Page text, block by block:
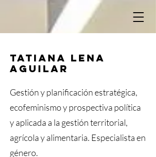
TATIANA LENA
AGUILAR
Gestión y planificación estratégica,
ecofeminismo y prospectiva política
y aplicada a la gestión territorial,
agrícola y alimentaria. Especialista en
género.